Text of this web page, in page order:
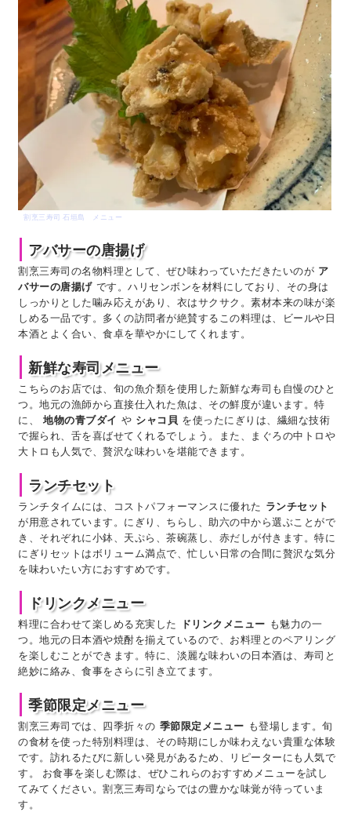
割烹三寿司 石垣島 メニュー
アバサーの唐揚げ
割烹三寿司の名物料理として、ぜひ味わっていただきたいのが ア
バサーの唐揚げ です。ハリセンボンを材料にしており、その身は
しっかりとした噛み応えがあり、衣はサクサク。素材本来の味が楽
しめる一品です。多くの訪問者が絶賛するこの料理は、ビールや日
本酒とよく合い、食卓を華やかにしてくれます。
新鮮な寿司メニュー
こちらのお店では、旬の魚介類を使用した新鮮な寿司も自慢のひと
つ。地元の漁師から直接仕入れた魚は、その鮮度が違います。特
に、
地物の青ブダイ や シャコ貝 を使ったにぎりは、繊細な技術
で握られ、舌を喜ばせてくれるでしょう。また、まぐろの中トロや
大トロも人気で、贅沢な味わいを堪能できます。
ランチセット
ランチタイムには、コストパフォーマンスに優れた ランチセット
が用意されています。にぎり、ちらし、助六の中から選ぶことがで
き、それぞれに小鉢、天ぷら、茶碗蒸し、赤だしが付きます。特に
にぎりセットはボリューム満点で、忙しい日常の合間に贅沢な気分
を味わいたい方におすすめです。
ドリンクメニュー
料理に合わせて楽しめる充実した ドリンクメニュー も魅力の一
つ。地元の日本酒や焼酎を揃えているので、お料理とのペアリング
を楽しむことができます。特に、淡麗な味わいの日本酒は、寿司と
絶妙に絡み、食事をさらに引き立てます。
季節限定メニュー
割烹三寿司では、四季折々の 季節限定メニュー も登場します。旬
の食材を使った特別料理は、その時期にしか味わえない貴重な体験
です。訪れるたびに新しい発見があるため、リピーターにも人気で
す。 お食事を楽しむ際は、ぜひこれらのおすすめメニューを試し
てみてください。割烹三寿司ならではの豊かな味覚が待っていま
す。